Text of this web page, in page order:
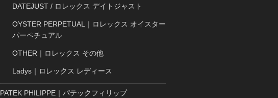
DATEJUST / ロレックス デイトジャスト
OYSTER PERPETUAL｜ロレックス オイスター
パーペチュアル
OTHER｜ロレックス その他
Ladys｜ロレックス レディース
PATEK PHILIPPE｜パテックフィリップ